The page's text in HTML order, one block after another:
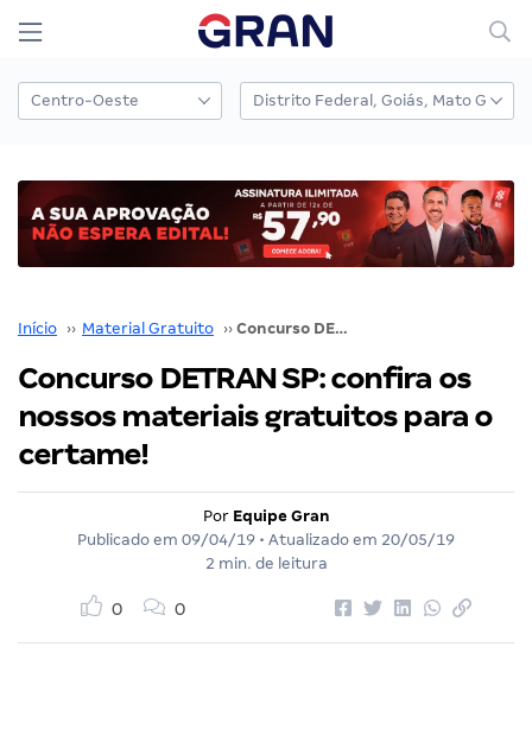
Início ›› Material Gratuito ›› Concurso DETRAN SP: confira os nossos materiais gratuitos para o certame!
Concurso DETRAN SP: confira os
nossos materiais gratuitos para o
certame!
Por Equipe Gran
Publicado em 09/04/19 • Atualizado em 20/05/19
2 min. de leitura
0 0